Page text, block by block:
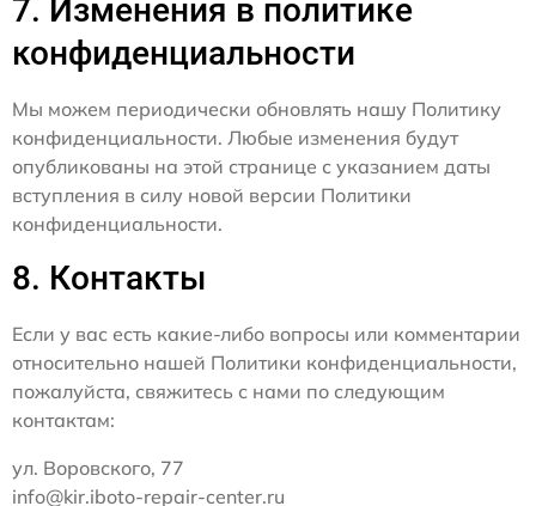
7. Изменения в политике
конфиденциальности
Мы можем периодически обновлять нашу Политику
конфиденциальности. Любые изменения будут
опубликованы на этой странице с указанием даты
вступления в силу новой версии Политики
конфиденциальности.
8. Контакты
Если у вас есть какие-либо вопросы или комментарии
относительно нашей Политики конфиденциальности,
пожалуйста, свяжитесь с нами по следующим
контактам:
ул. Воровского, 77
info@kir.iboto-repair-center.ru